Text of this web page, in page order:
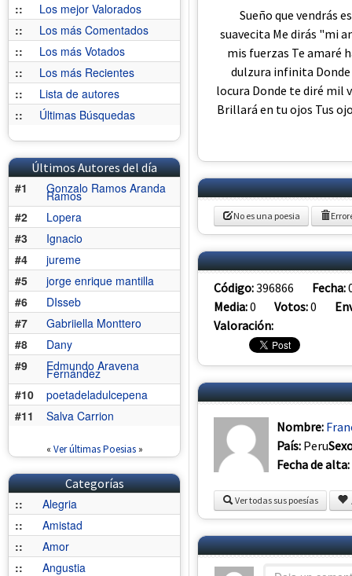
::
Los mejor Valorados
::
Los más Comentados
::
Los más Votados
::
Los más Recientes
::
Lista de autores
::
Últimas Búsquedas
Últimos Autores del día
#1
Gonzalo Ramos Aranda
Ramos
#2
Lopera
#3
Ignacio
#4
jureme
#5
jorge enrique mantilla
#6
DIsseb
#7
Gabriiella Monttero
#8
Dany
#9
Edmundo Aravena
Fernández
#10
poetadeladulcepena
#11
Salva Carrion
« Ver últimas Poesias»
Categorías
::
Alegria
::
Amistad
::
Amor
::
Angustia
Sueño que vendrás
suavecita Me dirás "mi
mis fuerzas Te amaré
dulzura infinita Donde
locura Donde te diré mil
Brillará en tu ojos Tus
No es una poesia
Código:396866 Fecha:
Media:0 Votos:0
Valoración:
Nombre:
País: Peru
Fecha de alta:
Ver todas sus poesías